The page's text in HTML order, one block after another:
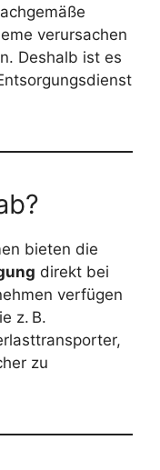
verursachen
Deshalb ist es
bieten die
direkt bei
verfügen
z. B.
zu